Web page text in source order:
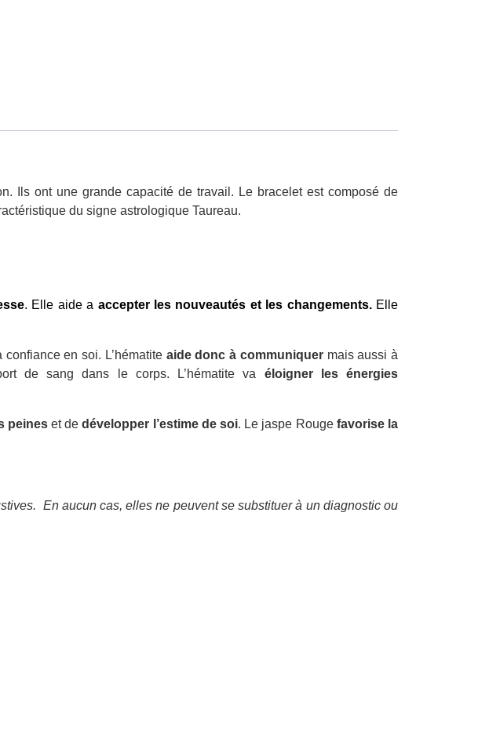
Ils ont une grande capacité de travail. Le bracelet est composé de
du signe astrologique Taureau.
. Elle aide a accepter les nouveautés et les changements.Elle
en soi. L’hématite aide donc à communiquermais aussi à
de sang dans le corps. L’hématite va éloigner les énergies
peineset de développer l’estime de soi. Le jaspe Rouge favorise la
En aucun cas, elles ne peuvent se substituer à un diagnostic ou